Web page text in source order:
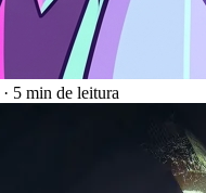
· 5 min de leitura